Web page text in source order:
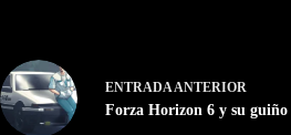
ENTRADAANTERIOR
Forza Horizon 6 y su